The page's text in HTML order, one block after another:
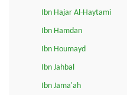
Ibn Hajar Al-Haytami
Ibn Hamdan
Ibn Houmayd
Ibn Jahbal
Ibn Jama'ah